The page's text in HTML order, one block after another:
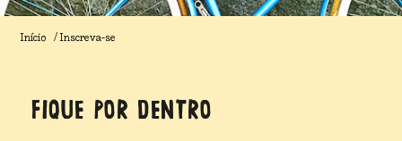
Início Inscreva-se
FIQUE POR DENTRO